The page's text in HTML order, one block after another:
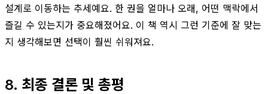
설계로 이동하는 추세예요. 한 권을 얼마나 오래, 어떤 맥락에서
즐길 수 있는지가 중요해졌어요. 이 책 역시 그런 기준에 잘 맞는
지 생각해보면 선택이 훨씬 쉬워져요.
8. 최종 결론 및 총평